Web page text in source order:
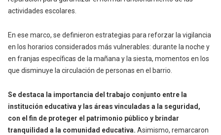
actividades escolares.
En ese marco, se definieron estrategias para reforzar la vigilancia
en los horarios considerados más vulnerables: durante la noche y
en franjas específicas de la mañana y la siesta, momentos en los
que disminuye la circulación de personas en el barrio.
Se destaca la importancia del trabajo conjunto entre la
institución educativa y las áreas vinculadas a la seguridad,
con el fin de proteger el patrimonio público y brindar
tranquilidad a la comunidad educativa. Asimismo, remarcaron